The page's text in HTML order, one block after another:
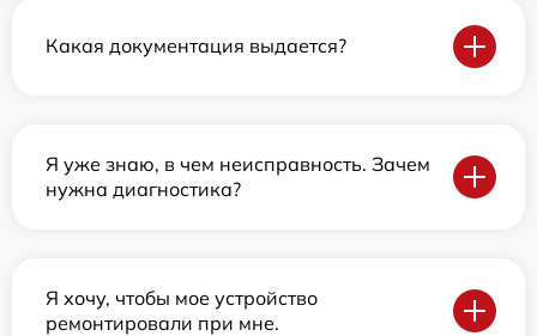
Какая документация выдается?
Я уже знаю, в чем неисправность. Зачем
нужна диагностика?
Я хочу, чтобы мое устройство
ремонтировали при мне.